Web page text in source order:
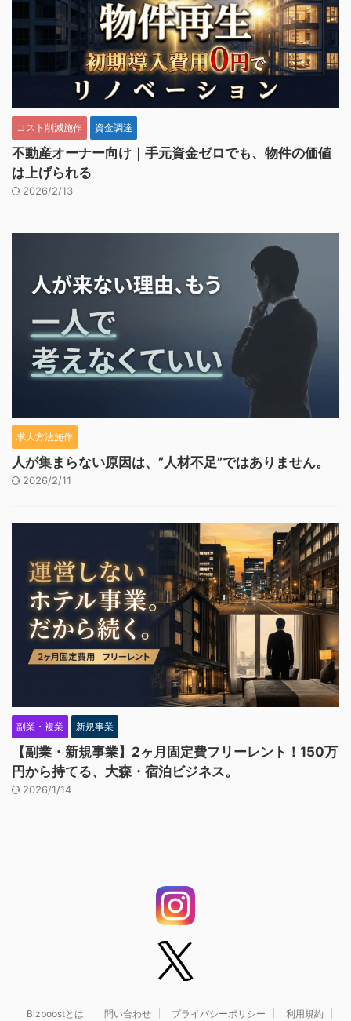
コスト削減施作 資金調達
不動産オーナー向け｜手元資金ゼロでも、物件の価値
は上げられる
2026/2/13
求人方法施作
人が集まらない原因は、”人材不足”ではありません。
2026/2/11
副業・複業 新規事業
【副業・新規事業】2ヶ月固定費フリーレント！150万
円から持てる、大森・宿泊ビジネス。
2026/1/14
Bizboostとは 問い合わせ プライバシーポリシー 利用規約